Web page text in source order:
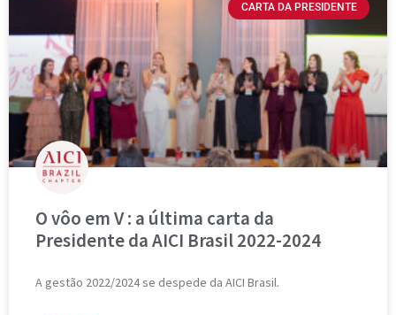
CARTA DA PRESIDENTE
O vôo em V : a última carta da
Presidente da AICI Brasil 2022-2024
A gestão 2022/2024 se despede da AICI Brasil.